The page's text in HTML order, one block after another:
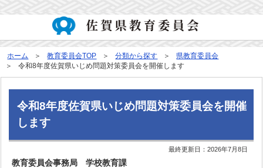
ホーム 教育委員会TOP 分類から探す
県教育委員会
令和8年度佐賀県いじめ問題対策委員会を開催します
令和8年度佐賀県いじめ問題対策委員会を開催
します
最終更新日：2026年7月8日
教育委員会事務局 学校教育課